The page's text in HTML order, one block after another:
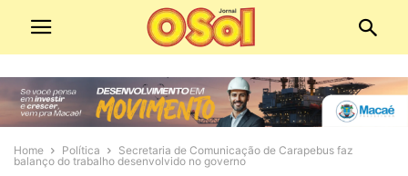
Home Política
Secretaria de Comunicação de Carapebus faz
balanço do trabalho desenvolvido no governo